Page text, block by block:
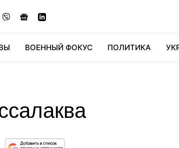
ВОЕННЫЙ ФОКУС ПОЛИТИКА